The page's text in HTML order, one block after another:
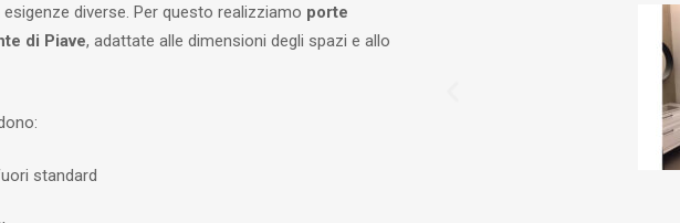
diverse. Per questo realizziamo porte
di Piave, adattate alle dimensioni degli spazi e allo
standard